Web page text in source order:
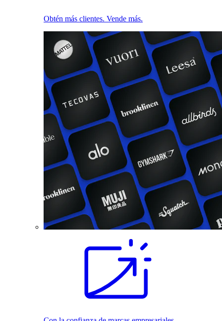
Obtén más clientes. Vende más.